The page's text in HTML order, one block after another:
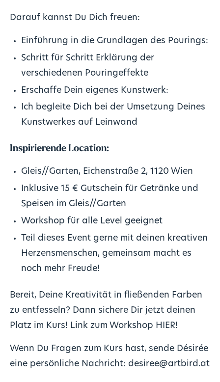
Darauf kannst Du Dich freuen:
Einführung in die Grundlagen des Pourings:
Schritt für Schritt Erklärung der
verschiedenen Pouringeffekte
Erschaffe Dein eigenes Kunstwerk:
Ich begleite Dich bei der Umsetzung Deines
Kunstwerkes auf Leinwand
Inspirierende Location:
Gleis//Garten, Eichenstraße 2, 1120 Wien
Inklusive 15 € Gutschein für Getränke und
Speisen im Gleis//Garten
Workshop für alle Level geeignet
Teil dieses Event gerne mit deinen kreativen
Herzensmenschen, gemeinsam macht es
noch mehr Freude!
Bereit, Deine Kreativität in fließenden Farben
zu entfesseln? Dann sichere Dir jetzt deinen
Platz im Kurs! Link zum Workshop HIER!
Wenn Du Fragen zum Kurs hast, sende Désirée
eine persönliche Nachricht: desiree@artbird.at